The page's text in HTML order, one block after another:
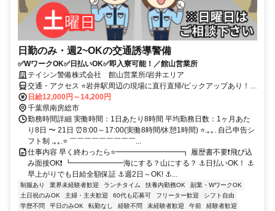
日勤のみ・週2~OKの交通誘導警備
✅WワークOK✅日払いOK✅即入寮可能！／館山営業所
テイシン警備株式会社 館山営業所/岩井エリア
交通・アクセス ⭐岩井駅周辺の現場に直行直帰/ピックアップあり！移
動の心配は不要です♪
日給12,000円～14,200円
千葉県南房総市
勤務時間詳細 実働時間：1日あたり8時間 平均勤務日数：1ヶ月あた
り8日 〜 21日 ⏰8:00～17:00(実働8時間/休憩1時間) ⭐.｡｡. 自己申告シ
フト制 .｡｡.⭐ ￣￣￣￣￣￣￣￣￣...
仕事内容 早く終わったら⭐━━━━━━━━━┓ 履歴書不要❗飛び込
み面接OK❗ ┗━━━━━━━海にする？山にする？ ⚓日払いOK！ ⚓
早上がりでも日給全額保証 ⚓週2日～OK! ⚓...
制服あり 業界未経験者歓迎 ランチタイム 扶養内勤務OK
副業・WワークOK
土日祝のみOK
主婦・主夫歓迎 60代も応募可 フリーター歓迎
シフト自由
学歴不問
平日のみOK 転勤なし 経験不問 未経験者歓迎 午前 経験者歓迎